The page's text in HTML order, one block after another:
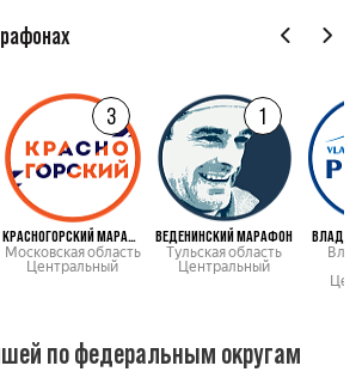
3
КРАСНОГОРСКИЙ МАРАФОН
Московская область
Центральный
1
ВЕДЕНИНСКИЙ МАРАФОН
Тульская область
Центральный
по федеральным округам